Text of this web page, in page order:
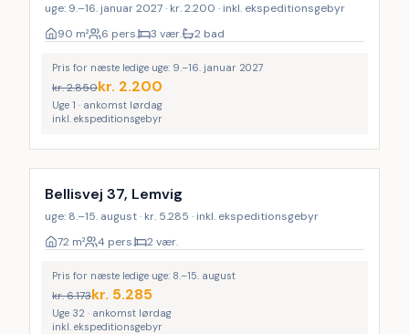
uge: 9.–16. januar 2027 · kr. 2.200 · inkl. ekspeditionsgebyr
90 m² 6 pers. 3 vær. 2 bad
Pris for næste ledige uge: 9.–16. januar 2027
kr.2.850kr. 2.200
Uge 1 · ankomst lørdag
inkl. ekspeditionsgebyr
Bellisvej 37, Lemvig
uge: 8.–15. august · kr. 5.285 · inkl. ekspeditionsgebyr
72 m² 4 pers. 2 vær.
Pris for næste ledige uge: 8.–15. august
kr.6.173kr. 5.285
Uge 32 · ankomst lørdag
inkl. ekspeditionsgebyr